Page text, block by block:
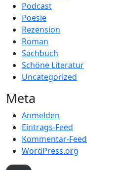
Podcast
Poesie
Rezension
Roman
Sachbuch
Schöne Literatur
Uncategorized
Meta
Anmelden
Eintrags-Feed
Kommentar-Feed
WordPress.org